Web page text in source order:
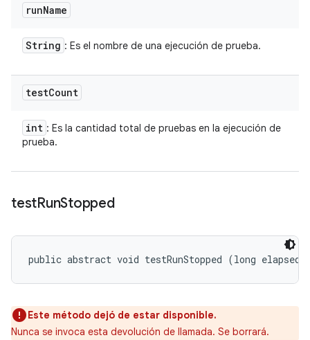
runName
String : Es el nombre de una ejecución de prueba.
testCount
int : Es la cantidad total de pruebas en la ejecución de
prueba.
testRunStopped
public abstract void testRunStopped (long
Este método dejó de estar disponible.
Nunca se invoca esta devolución de llamada. Se borrará.